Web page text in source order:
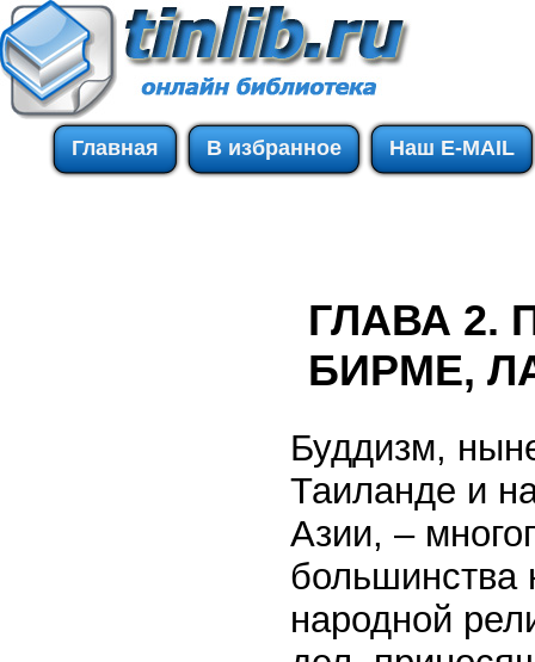
Главная В избранное Наш E-MAIL
ГЛАВА 2.
БИРМЕ,
Буддизм,
Таиланде и
Азии, –
большинства
народной